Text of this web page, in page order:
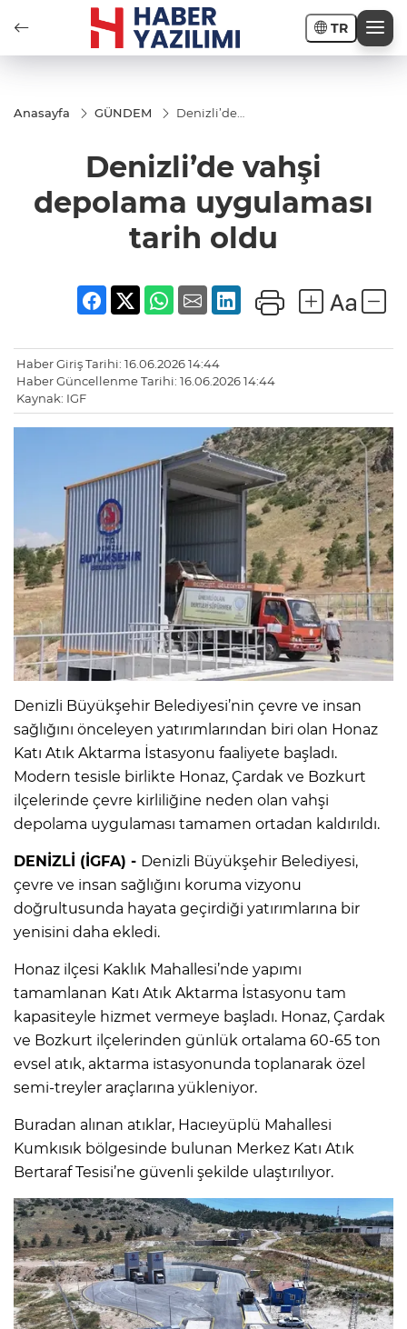
TR
Anasayfa GÜNDEM
Denizli’de
uygulaması
tarih oldu
Denizli’de vahşi
depolama uygulaması
tarih oldu
Haber Giriş Tarihi: 16.06.2026 14:44
Haber Güncellenme Tarihi: 16.06.2026 14:44
Kaynak: IGF
Denizli Büyükşehir Belediyesi’nin çevre ve insan
sağlığını önceleyen yatırımlarından biri olan Honaz
Katı Atık Aktarma İstasyonu faaliyete başladı.
Modern tesisle birlikte Honaz, Çardak ve Bozkurt
ilçelerinde çevre kirliliğine neden olan vahşi
depolama uygulaması tamamen ortadan kaldırıldı.
DENİZLİ (İGFA) - Denizli Büyükşehir Belediyesi,
çevre ve insan sağlığını koruma vizyonu
doğrultusunda hayata geçirdiği yatırımlarına bir
yenisini daha ekledi.
Honaz ilçesi Kaklık Mahallesi’nde yapımı
tamamlanan Katı Atık Aktarma İstasyonu tam
kapasiteyle hizmet vermeye başladı. Honaz, Çardak
ve Bozkurt ilçelerinden günlük ortalama 60-65 ton
evsel atık, aktarma istasyonunda toplanarak özel
semi-treyler araçlarına yükleniyor.
Buradan alınan atıklar, Hacıeyüplü Mahallesi
Kumkısık bölgesinde bulunan Merkez Katı Atık
Bertaraf Tesisi’ne güvenli şekilde ulaştırılıyor.